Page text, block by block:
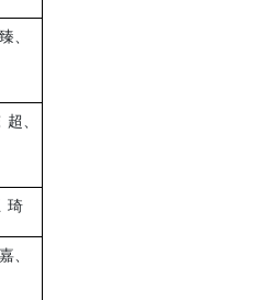
臻、
超、
琦
嘉、